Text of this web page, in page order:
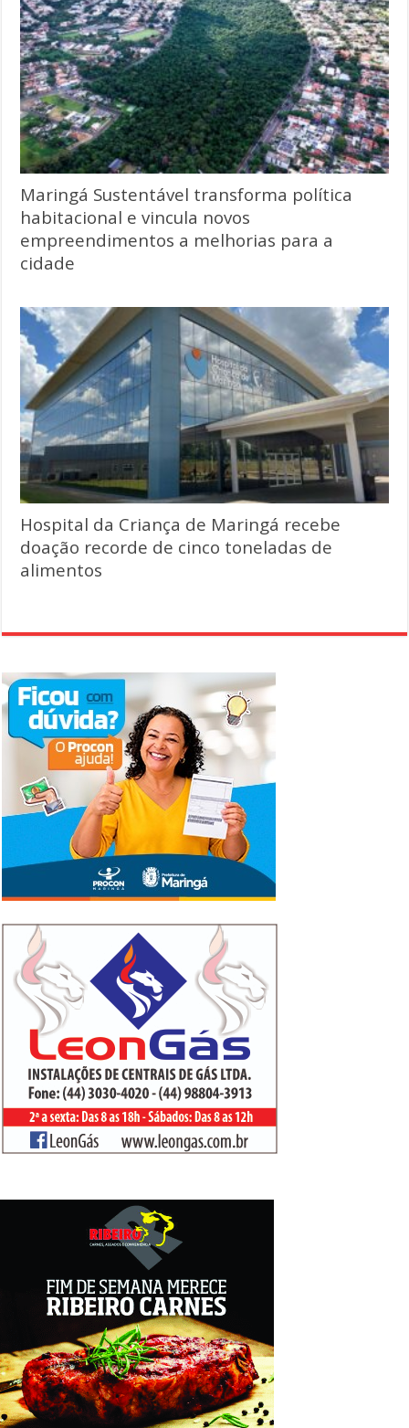
Maringá Sustentável transforma política
habitacional e vincula novos
empreendimentos a melhorias para a
cidade
Hospital da Criança de Maringá recebe
doação recorde de cinco toneladas de
alimentos